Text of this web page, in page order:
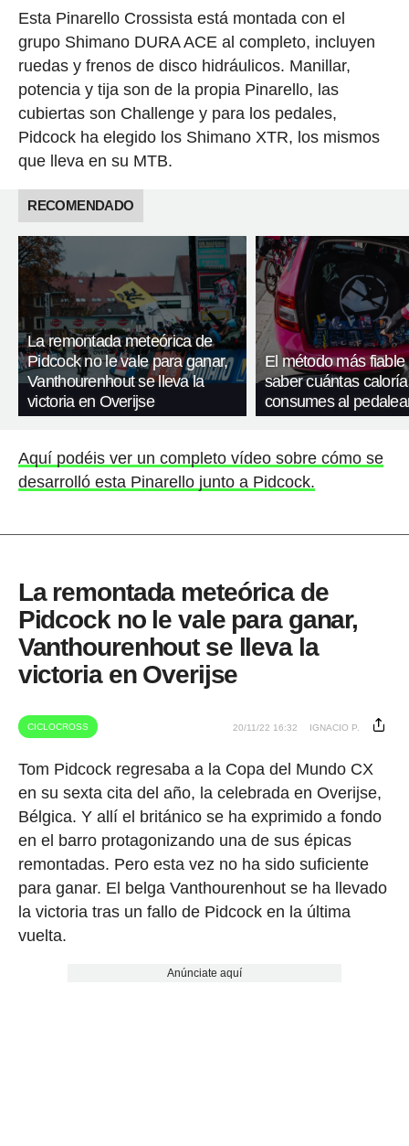
Esta Pinarello Crossista está montada con el
grupo Shimano DURA ACE al completo, incluyen
ruedas y frenos de disco hidráulicos. Manillar,
potencia y tija son de la propia Pinarello, las
cubiertas son Challenge y para los pedales,
Pidcock ha elegido los Shimano XTR, los mismos
que lleva en su MTB.
RECOMENDADO
La remontada meteórica de
Pidcock no le vale para ganar,
Vanthourenhout se lleva la
victoria en Overijse
El método más fiable
saber cuántas
consumes al
Aquí podéis ver un completo vídeo sobre cómo se
desarrolló esta Pinarello junto a Pidcock.
La remontada meteórica de
Pidcock no le vale para ganar,
Vanthourenhout se lleva la
victoria en Overijse
CICLOCROSS 20/11/22 16:32 IGNACIO P.
Tom Pidcock regresaba a la Copa del Mundo CX
en su sexta cita del año, la celebrada en Overijse,
Bélgica. Y allí el británico se ha exprimido a fondo
en el barro protagonizando una de sus épicas
remontadas. Pero esta vez no ha sido suficiente
para ganar. El belga Vanthourenhout se ha llevado
la victoria tras un fallo de Pidcock en la última
vuelta.
Anúnciate aquí